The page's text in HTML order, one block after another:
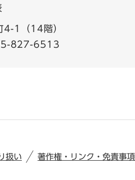
4-1（14階）
827-6513
扱い 著作権・リンク・免責事項